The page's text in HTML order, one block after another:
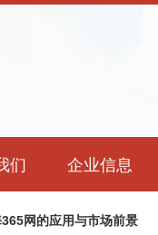
们 企业信息
网的应用与市场前景